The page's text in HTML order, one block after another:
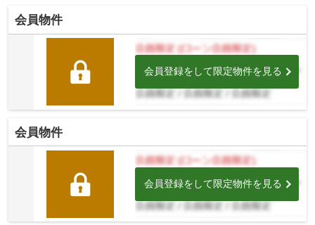
会員物件
会員登録をして限定物件を見る
会員物件
会員登録をして限定物件を見る